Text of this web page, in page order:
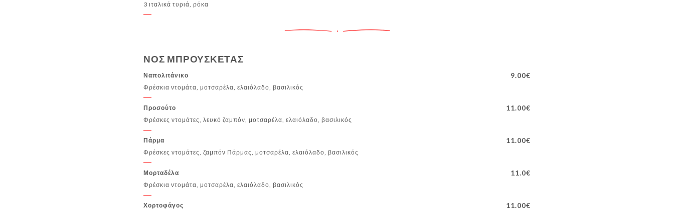
3 ιταλικά τυριά, ρόκα
ΝΟΣ ΜΠΡΟΥΣΚΕΤΑΣ
Ναπολιτάνικο 9.00€
Φρέσκια ντομάτα, μοτσαρέλα, ελαιόλαδο, βασιλικός
Προσούτο 11.00€
Φρέσκες ντομάτες, λευκό ζαμπόν, μοτσαρέλα, ελαιόλαδο, βασιλικός
Πάρμα 11.00€
Φρέσκες ντομάτες, ζαμπόν Πάρμας, μοτσαρέλα, ελαιόλαδο, βασιλικός
Μορταδέλα 11.0€
Φρέσκια ντομάτα, μοτσαρέλα, ελαιόλαδο, βασιλικός
Χορτοφάγος 11.00€